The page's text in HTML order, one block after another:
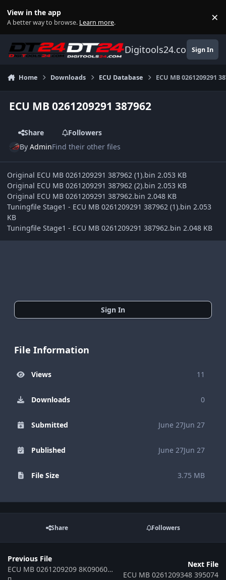
View in the app
A better way to browse. Learn more. ×
Digitools24.comSign In
Home Downloads ECU Database ECU MB 0261209291
ECU MB 0261209291 387962
Share
Followers
ByAdminFind their other files
Original ECU MB 0261209291 387962 (1).bin 2.053 KB
Original ECU MB 0261209291 387962 (2).bin 2.053 KB
Original ECU MB 0261209291 387962.bin 2.048 KB
Tuningfile Stage1 - ECU MB 0261209291 387962 (1).bin 2.053
KB
Tuningfile Stage1 - ECU MB 0261209291 387962.bin 2.048 KB
Sign In
File Information
Views 11
Downloads 0
Submitted June 27Jun 27
Published June 27Jun 27
File Size 3.75 MB
Share Followers
Previous File
ECU MB 0261209209 8K09060G500 381214
Next File
ECU MB 0261209348 395074